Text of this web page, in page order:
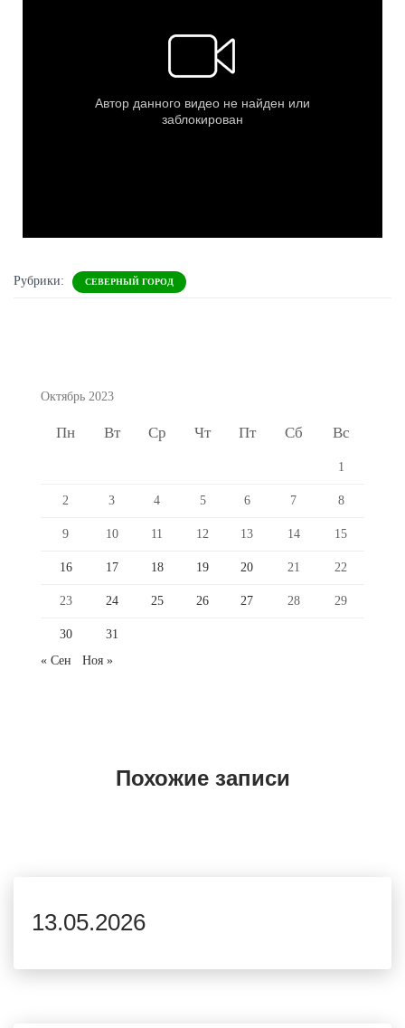
Рубрики: СЕВЕРНЫЙ ГОРОД
Октябрь 2023
Пн Вт Ср Чт Пт Сб Вс
1
2 3 4 5 6 7 8
9 10 11 12 13 14 15
16 17 18 19 20 21 22
23 24 25 26 27 28 29
30
31
« Сен
Ноя »
Похожие записи
13.05.2026